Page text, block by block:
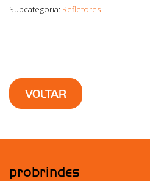
Subcategoria: Refletores
VOLTAR
probrindes